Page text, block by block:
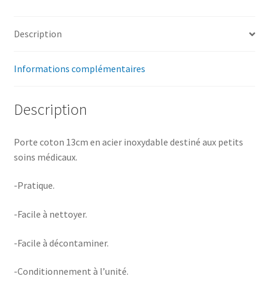
Description
Informations complémentaires
Description
Porte coton 13cm en acier inoxydable destiné aux petits
soins médicaux.
-Pratique.
-Facile à nettoyer.
-Facile à décontaminer.
-Conditionnement à l’unité.